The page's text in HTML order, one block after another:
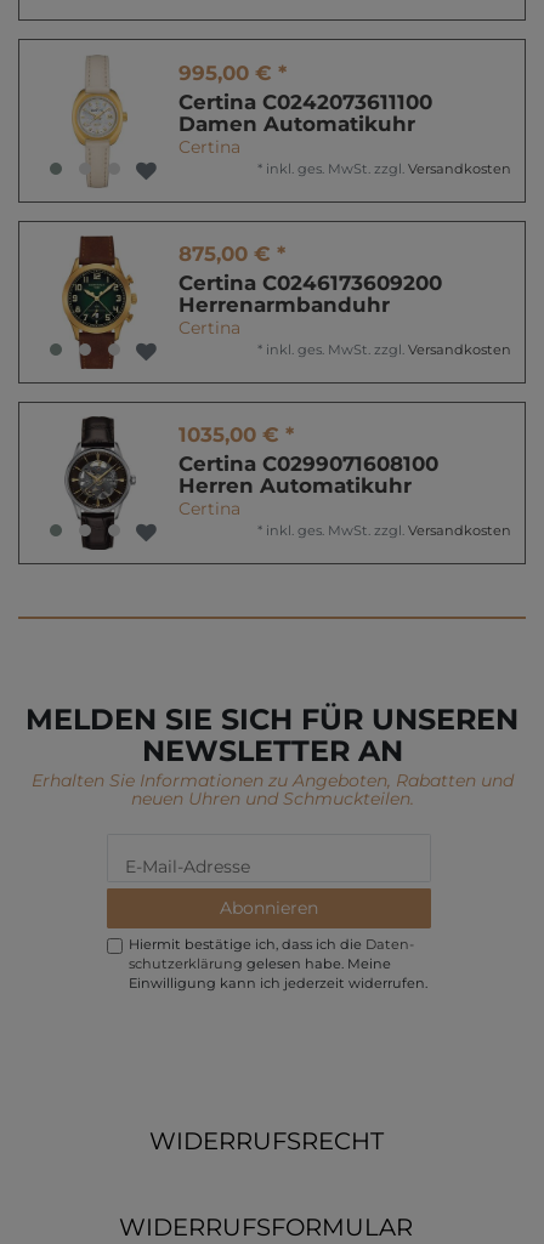
995,00 € *
Certina C0242073611100
Damen Automatikuhr
Certina
* inkl. ges. MwSt. zzgl. Versandkosten
875,00 € *
Certina C0246173609200
Herrenarmbanduhr
Certina
* inkl. ges. MwSt. zzgl. Versandkosten
1035,00 € *
Certina C0299071608100
Herren Automatikuhr
Certina
* inkl. ges. MwSt. zzgl. Versandkosten
MELDEN SIE SICH FÜR UNSEREN
NEWSLETTER AN
Erhalten Sie Informationen zu Angeboten, Rabatten und
neuen Uhren und Schmuckteilen.
Abonnieren
Hiermit bestätige ich, dass ich die Daten­
schutz­erklärung gelesen habe. Meine
Einwilligung kann ich jederzeit widerrufen.
WIDERRUFSRECHT
WIDERRUFSFORMULAR